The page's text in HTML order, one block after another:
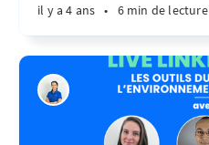
il y a 4 ans • 6 min de lecture